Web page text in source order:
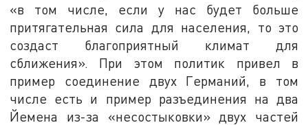
«в том числе, если у нас будет больше
притягательная сила для населения, то это
создаст благоприятный климат для
сближения». При этом политик привел в
пример соединение двух Германий, в том
числе есть и пример разъединения на два
Йемена из-за «несостыковки» двух частей